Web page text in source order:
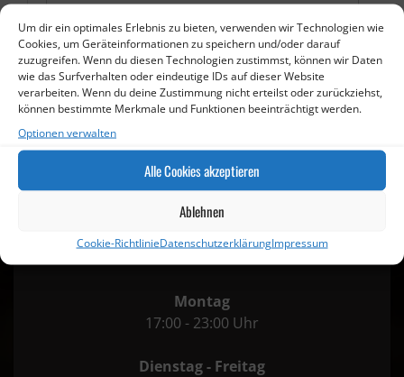
Um dir ein optimales Erlebnis zu bieten, verwenden wir Technologien wie
Cookies, um Geräteinformationen zu speichern und/oder darauf
zuzugreifen. Wenn du diesen Technologien zustimmst, können wir Daten
wie das Surfverhalten oder eindeutige IDs auf dieser Website
verarbeiten. Wenn du deine Zustimmung nicht erteilst oder zurückziehst,
können bestimmte Merkmale und Funktionen beeinträchtigt werden.
Optionen verwalten
Alle Cookies akzeptieren
Ablehnen
Cookie-RichtlinieDatenschutzerklärungImpressum
Öffnungszeiten
Montag
17:00 - 23:00 Uhr
Dienstag - Freitag